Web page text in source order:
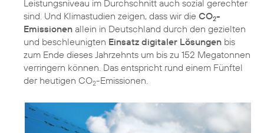
Leistungsniveau im Durchschnitt auch sozial gerechter
sind. Und Klimastudien zeigen, dass wir die CO2-
Emissionen allein in Deutschland durch den gezielten
und beschleunigten Einsatz digitaler Lösungen bis
zum Ende dieses Jahrzehnts um bis zu 152 Megatonnen
verringern können. Das entspricht rund einem Fünftel
der heutigen CO2-Emissionen.